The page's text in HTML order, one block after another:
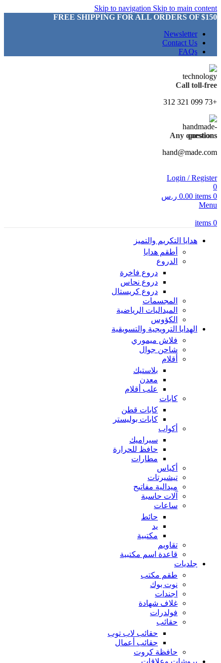
Skip to navigation Skip to main content
FREE SHIPPING FOR ALL ORDERS OF $150
Newsletter
Contact Us
FAQs
Call toll-free
+73 099 321 312
Any questions
hand@made.com
Login / Register
0
0
items
0.00 ر.س
Menu
0
items
هدايا التكريم والتميز
أطقم هدايا
الدروع
دروع فاخرة
دروع نحاس
دروع كريستال
المجسمات
الميداليات الرياضية
الكؤوس
الهدايا الترويجية والتسويقية
فلاش ميموري
شاحن جوال
أقلام
بلاستيك
معدن
علب أقلام
كابات
كابات قطن
كابات بوليستر
أكواب
سيراميك
حافظ للحرارة
مطارات
أكياس
تيشيرتات
ميدالية مفاتيح
آلات حاسبة
ساعات
حائط
يد
مكتبية
تقاويم
قاعدة اسم مكتبية
جلديات
طقم مكتب
نوت بوك
اجندات
غلاف شهادة
فولدرات
حقائب
حقائب لاب توب
حقائب أعمال
حافظة كروت
بروشات وعلاقات